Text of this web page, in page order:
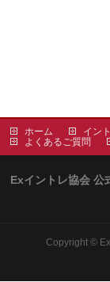
ホーム イン
よくあるご質問
Exイントレ協会 公
Copyright ©